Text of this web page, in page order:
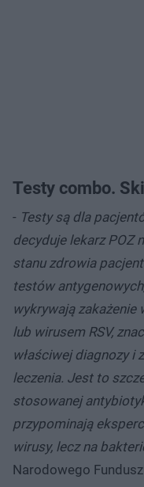
Testy combo.
- Testy są dla
decyduje lekarz POZ
stanu zdrowia
testów
wykrywają
lub wirusem RSV,
właściwej diagnozy i
leczenia. Jest to
stosowanej
przypominają
wirusy, lecz na
Narodowego